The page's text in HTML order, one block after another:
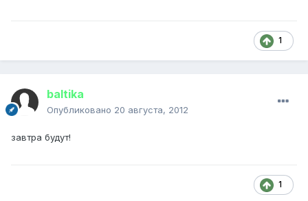
1
baltika
Опубликовано 20 августа, 2012
завтра будут!
1